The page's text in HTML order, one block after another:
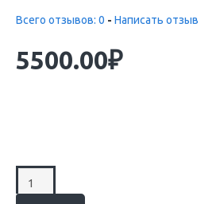
Всего отзывов: 0 - Написать отзыв
5500.00₽